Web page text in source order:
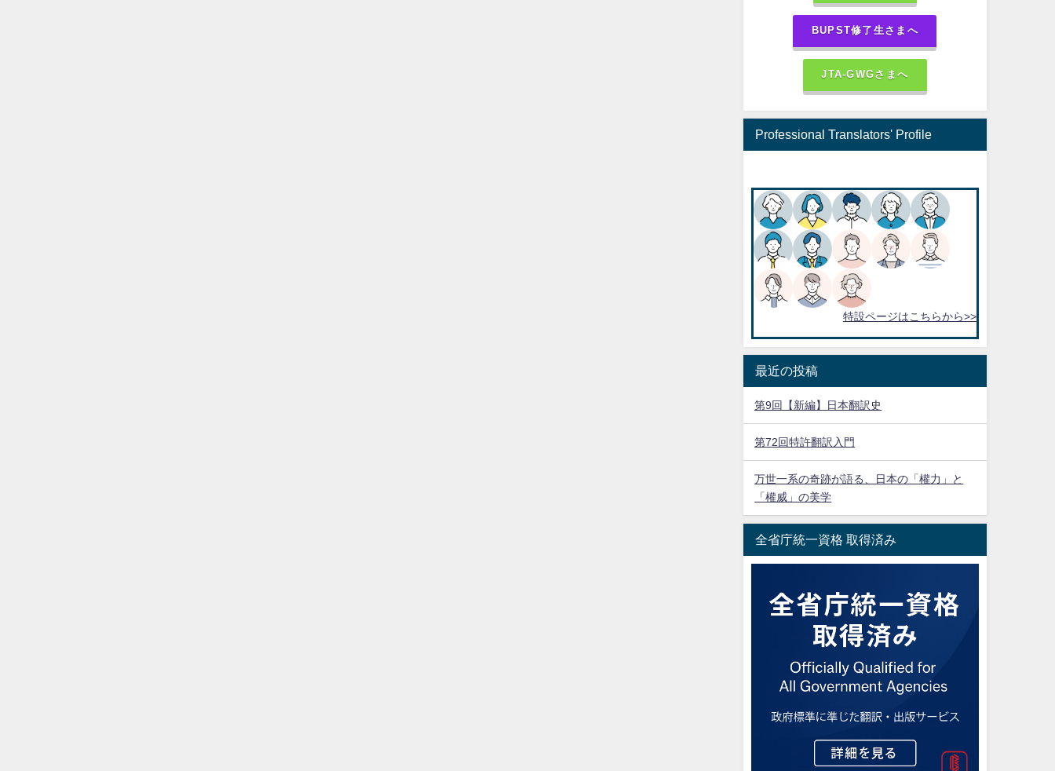
BUPST修了生さまへ
JTA-GWGさまへ
Professional Translators' Profile
特設ページはこちらから>>
最近の投稿
第9回【新編】日本翻訳史
第72回特許翻訳入門
万世一系の奇跡が語る、日本の「權力」と
「權威」の美学
全省庁統一資格 取得済み